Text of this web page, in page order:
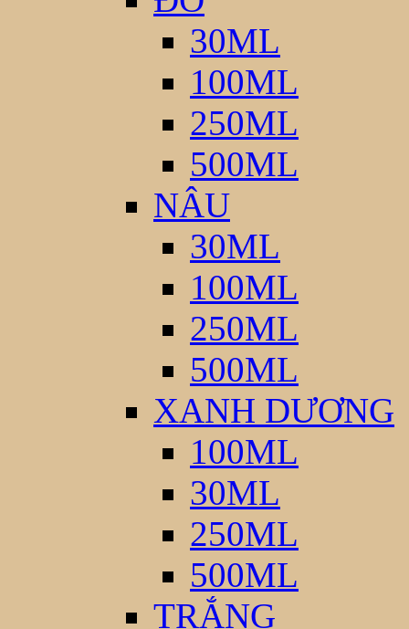
30ML
100ML
250ML
500ML
NÂU
30ML
100ML
250ML
500ML
XANH DƯƠNG
100ML
30ML
250ML
500ML
TRẮNG